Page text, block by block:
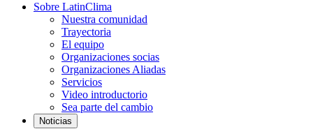
Sobre LatinClima
Nuestra comunidad
Trayectoria
El equipo
Organizaciones socias
Organizaciones Aliadas
Servicios
Video introductorio
Sea parte del cambio
Noticias